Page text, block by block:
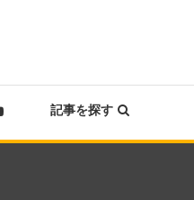
記事を探す